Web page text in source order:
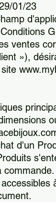
01/23
ventes
»),
d'un
commande.